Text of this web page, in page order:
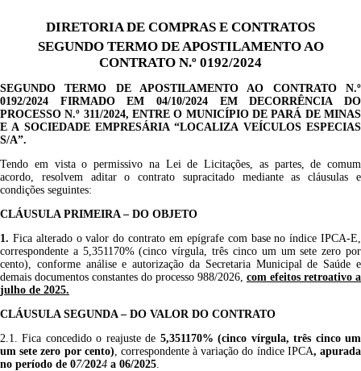
DIRETORIA DE COMPRAS E CONTRATOS
SEGUNDO TERMO DE APOSTILAMENTO AO
CONTRATO N.º 0192/2024
SEGUNDO TERMO DE APOSTILAMENTO AO CONTRATON.º
0192/2024 FIRMADO EM 04/10/2024 EM DECORRÊNCIA DO
PROCESSO N.º 311/2024, ENTRE O MUNICÍPIO DE PARÁ DE MINAS
E A SOCIEDADE EMPRESÁRIA “LOCALIZA VEÍCULOS ESPECIAS
S/A”.
Tendo em vista o permissivo na Lei de Licitações, as partes, de comum
acordo, resolvem aditar o contrato supracitado mediante as cláusulas e
condições seguintes:
CLÁUSULA PRIMEIRA – DO OBJETO
1. Fica alterado o valor do contrato em epígrafe com base noíndiceIPCA-E,
correspondente a 5,351170%(cinco vírgula, três cinco um um sete zero por
cento), conforme análise e autorizaçãoda Secretaria Municipal de Saúde e
demais documentos constantes do processo 988/2026, com efeitos retroativo a
julho de 2025.
CLÁUSULA SEGUNDA – DO VALOR DO CONTRATO
2.1.Fica concedido o reajuste de 5,351170%(cinco vírgula, três cinco um
um sete zero por cento), correspondente à variação do índice IPCA, apurada
no período de 07/2024 a 06/2025.